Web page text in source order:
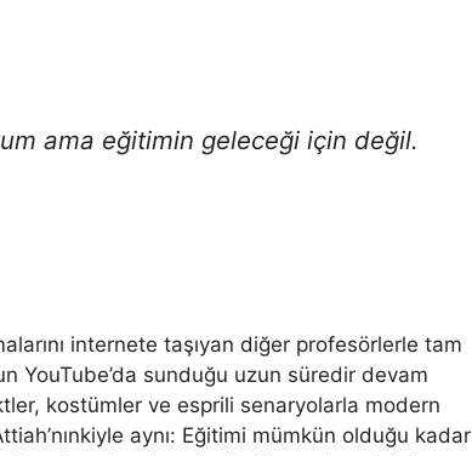
ama eğitimin geleceği için değil.
internete taşıyan diğer profesörlerle tam
YouTube’da sunduğu uzun süredir devam
kostümler ve esprili senaryolarla modern
aynı: Eğitimi mümkün olduğu kadar